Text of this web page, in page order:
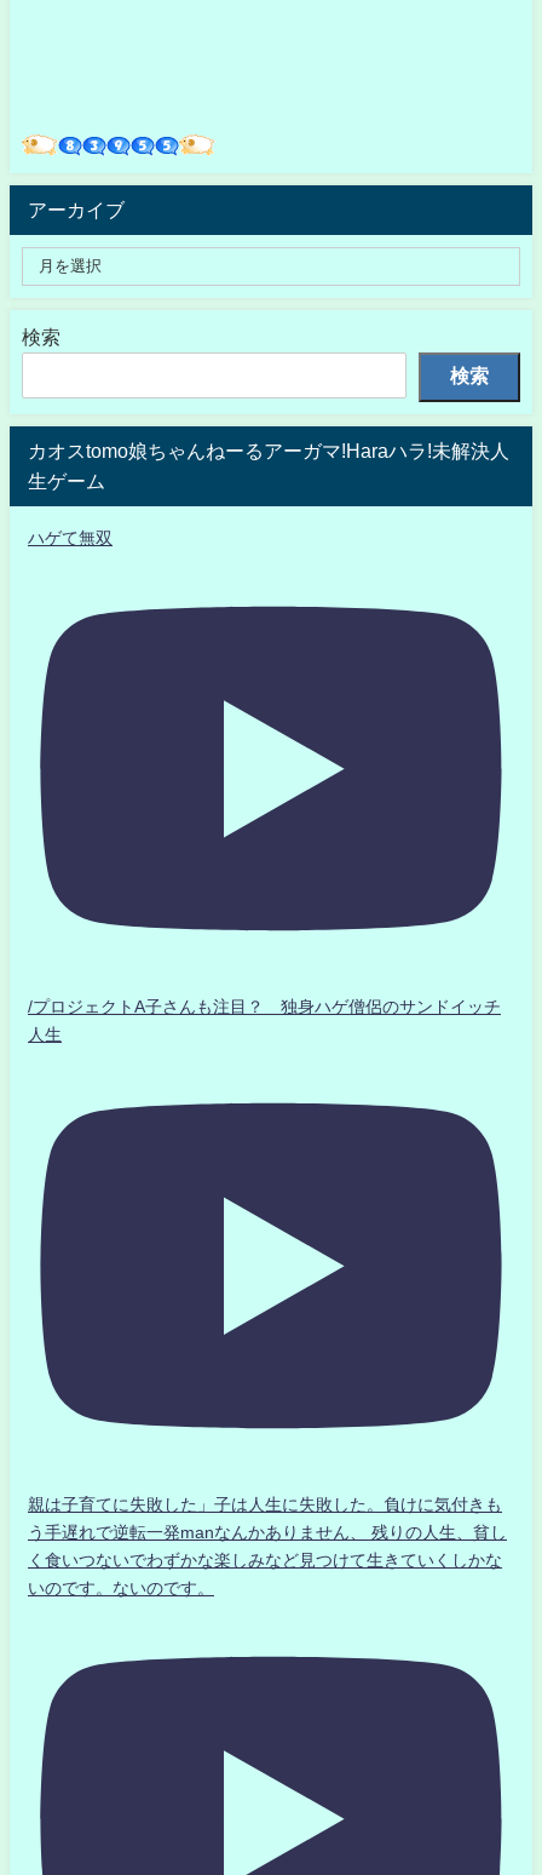
アーカイブ
検索
検索
カオスtomo娘ちゃんねーるアーガマ!Haraハラ!未解決人
生ゲーム
ハゲて無双
/プロジェクトA子さんも注目？ 独身ハゲ僧侶のサンドイッチ
人生
親は子育てに失敗した」子は人生に失敗した。負けに気付きも
う手遅れで逆転一発manなんかありません、 残りの人生、貧し
く食いつないでわずかな楽しみなど見つけて生きていくしかな
いのです。ないのです。